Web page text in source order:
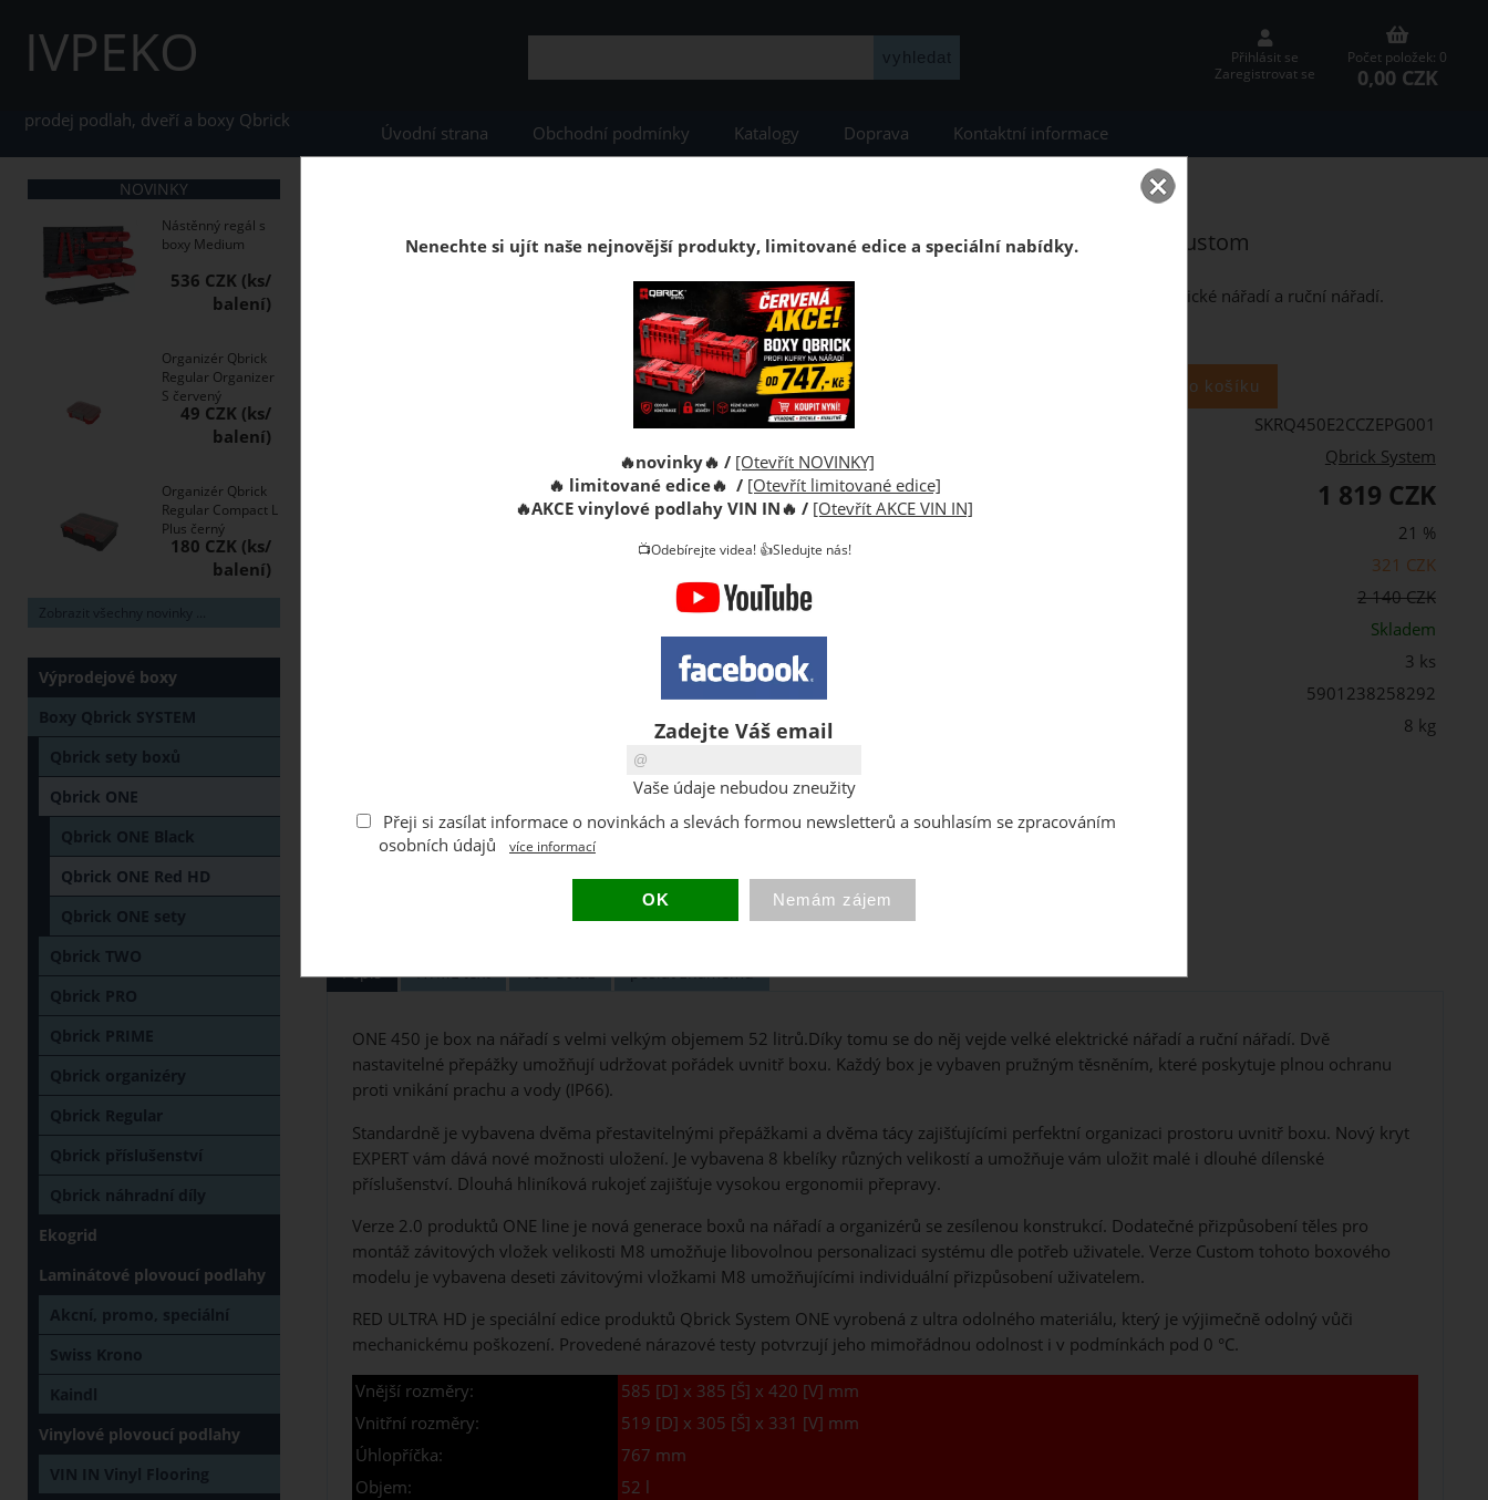
Přihlásit se
Zaregistrovat se
Počet položek: 0
0,00 CZK
IVPEKO
prodej podlah, dveří a boxy Qbrick
Úvodní strana Obchodní podmínky Katalogy Doprava Kontaktní informace
Kufr na nářadí Qbrick System ONE 450 2.0 Expert RED Ultra HD Custom
Qbric Systém ONE 450 je box na nářadí s velmi velkým objemem 52 litrů.Díky tomu se do něj vejde velké elektrické nářadí a ruční nářadí.
SKRQ450E2CCZEPG001
Qbrick System
Cena s DPH:
1 819 CZK
21 %
321 CZK
2 140 CZK
Skladem
3 ks
5901238258292
8 kg
Popis HTML text Váš dotaz poslat známému
ONE 450 je box na nářadí s velmi velkým objemem 52 litrů.Díky tomu se do něj vejde velké elektrické nářadí a ruční nářadí. Dvě
nastavitelné přepážky umožňují udržovat pořádek uvnitř boxu. Každý box je vybaven pružným těsněním, které poskytuje plnou ochranu
proti vnikání prachu a vody (IP66).
Standardně je vybavena dvěma přestavitelnými přepážkami a dvěma tácy zajišťujícími perfektní organizaci prostoru uvnitř boxu. Nový kryt
EXPERT vám dává nové možnosti uložení. Je vybavena 8 kbelíky různých velikostí a umožňuje vám uložit malé i dlouhé dílenské
příslušenství. Dlouhá hliníková rukojeť zajišťuje vysokou ergonomii přepravy.
Verze 2.0 produktů ONE line je nová generace boxů na nářadí a organizérů se zesílenou konstrukcí. Dodatečné přizpůsobení těles pro
montáž závitových vložek velikosti M8 umožňuje libovolnou personalizaci systému dle potřeb uživatele. Verze Custom tohoto boxového
modelu je vybavena deseti závitovými vložkami M8 umožňujícími individuální přizpůsobení uživatelem.
RED ULTRA HD je speciální edice produktů Qbrick System ONE vyrobená z ultra odolného materiálu, který je výjimečně odolný vůči
mechanickému poškození. Provedené nárazové testy potvrzují jeho mimořádnou odolnost i v podmínkách pod 0 °C.
Vnější rozměry:
585 [D] x 385 [Š] x 420 [V] mm
Vnitřní rozměry:
519 [D] x 305 [Š] x 331 [V] mm
Úhlopříčka:
767 mm
Objem:
52 l
NOVINKY
Nástěnný regál s
boxy Medium
536 CZK
Organizér Qbrick
Regular Organizer
S červený
49 CZK
Organizér Qbrick
Regular Compact L
Plus černý
180 CZK
Zobrazit všechny novinky ...
Výprodejové boxy
Boxy Qbrick SYSTEM
Qbrick sety boxů
Qbrick ONE
Qbrick ONE Black
Qbrick ONE Red HD
Qbrick ONE sety
Qbrick TWO
Qbrick PRO
Qbrick PRIME
Qbrick organizéry
Qbrick Regular
Qbrick příslušenství
Qbrick náhradní díly
Ekogrid
Laminátové plovoucí podlahy
Akcní, promo, speciální
Swiss Krono
Kaindl
Vinylové plovoucí podlahy
VIN IN Vinyl Flooring
Nenechte si ujít naše nejnovější produkty, limitované edice a speciální nabídky.
🔥novinky🔥 / [Otevřít NOVINKY]
🔥 limitované edice🔥 / [Otevřít limitované edice]
🔥AKCE vinylové podlahy VIN IN🔥 / [Otevřít AKCE VIN IN]
📺Odebírejte videa! 👍Sledujte nás!
Zadejte Váš email
Vaše údaje nebudou zneužity
Přeji si zasílat informace o novinkách a slevách formou newsletterů a souhlasím se zpracováním
osobních údajů
více informací